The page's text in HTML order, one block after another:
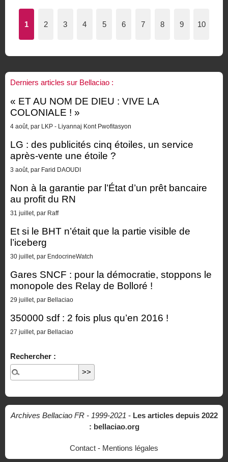
1 2 3 4 5 6 7 8 9 10
Derniers articles sur Bellaciao :
« ET AU NOM DE DIEU : VIVE LA
COLONIALE ! »
4 août, par LKP - Liyannaj Kont Pwofitasyon
LG : des publicités cinq étoiles, un service
après-vente une étoile ?
3 août, par Farid DAOUDI
Non à la garantie par l’État d’un prêt bancaire
au profit du RN
31 juillet, par Raff
Et si le BHT n’était que la partie visible de
l’iceberg
30 juillet, par EndocrineWatch
Gares SNCF : pour la démocratie, stoppons le
monopole des Relay de Bolloré !
29 juillet, par Bellaciao
350000 sdf : 2 fois plus qu’en 2016 !
27 juillet, par Bellaciao
Rechercher :
Archives Bellaciao FR - 1999-2021 - Les articles depuis 2022
: bellaciao.org
Contact - Mentions légales